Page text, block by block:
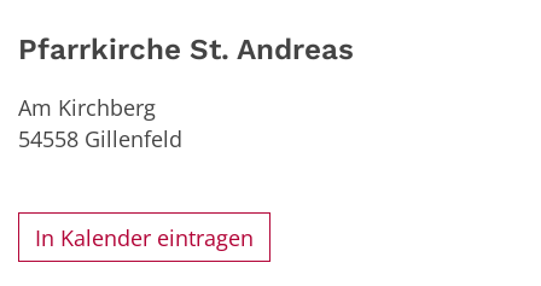
Pfarrkirche St. Andreas
Am Kirchberg
54558 Gillenfeld
In Kalender eintragen